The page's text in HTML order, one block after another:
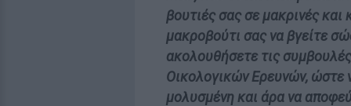
βουτιές σας σε μακρινές
μακροβούτι σας να βγείτε
ακολουθήσετε τις
Οικολογικών Ερευνών, ώστε
μολυσμένη και άρα να